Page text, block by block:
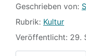
Details
Geschrieben von:
Rubrik: Kultur
Veröffentlicht: 29.